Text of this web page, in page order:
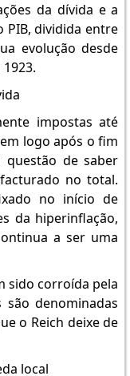
da dívida e a
PIB, dividida entre
evolução desde
impostas até
logo após o fim
questão de saber
no total.
no início de
da hiperinflação,
a ser uma
sido corroída pela
denominadas
o Reich deixe de